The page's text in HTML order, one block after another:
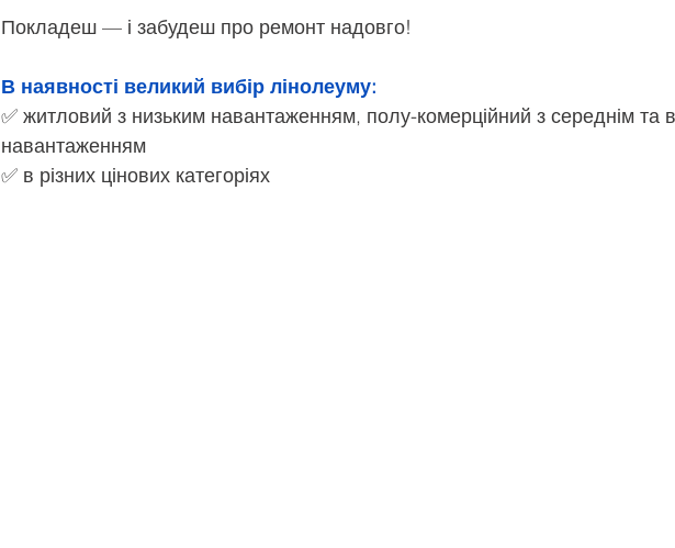
Покладеш — і забудеш про ремонт надовго!
В наявності великий вибір лінолеуму:
✅ житловий з низьким навантаженням, полу-комерційний з середнім та
навантаженням
✅ в різних цінових категоріях